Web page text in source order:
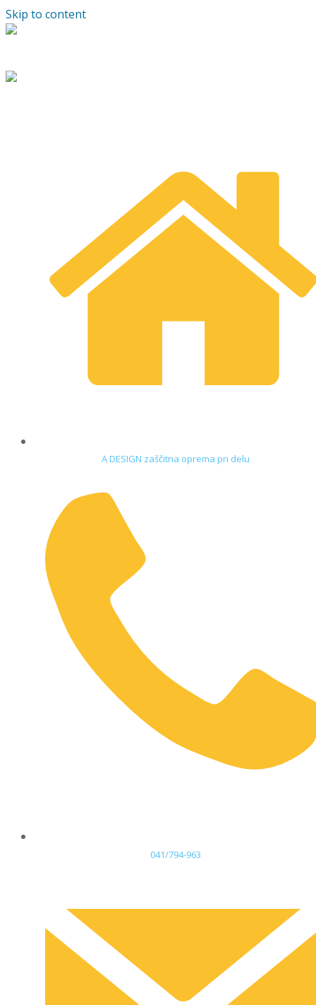
Skip to content
A DESIGN zaščitna oprema pri delu
041/794-963